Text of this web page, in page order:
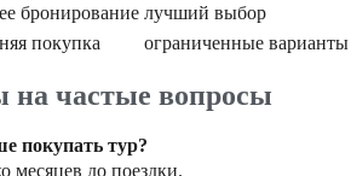
бронирование лучший выбор
покупка
ограниченные варианты
на частые вопросы
покупать тур?
месяцев до поездки.